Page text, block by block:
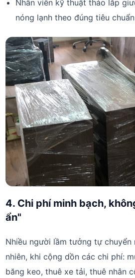
Nhân viên kỹ thuật tháo lắp
nóng lạnh theo đúng tiêu
4. Chi phí minh bạch,
ẩn"
Nhiều người lầm tưởng tự chuyển
nhiên, khi cộng dồn các chi phí:
băng keo, thuê xe tải, thuê nhân